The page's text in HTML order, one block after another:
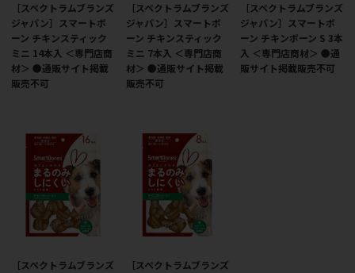
［スペクトラムブランズ
ジャパン］スマートボ
ーン チキンスティック
ミニ 14本入 ＜専門店商
材＞ ●通販サイト掲載
販売不可
［スペクトラムブランズ
ジャパン］スマートボ
ーン チキンスティック
ミニ 7本入 ＜専門店商
材＞ ●通販サイト掲載
販売不可
［スペクトラムブランズ
ジャパン］スマートボ
ーン チキンボーン S 3本
入 ＜専門店商材＞ ●通
販サイト掲載販売不可
［スペクトラムブランズ
［スペクトラムブランズ